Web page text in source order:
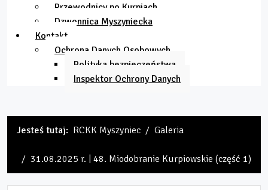
Przewodnicy po Kurpiach
Dzwonnica Myszyniecka
Kontakt
Ochrona Danych Osobowych
Polityka bezpieczeństwa
Inspektor Ochrony Danych
Jesteś tutaj: RCKK Myszyniec Galeria
31.08.2025 r. | 48. Miodobranie Kurpiowskie (część 1)